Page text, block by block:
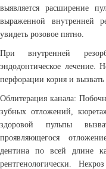
выявляется расширение
выраженной внутренней
увидеть розовое пятно.
При внутренней
эндодонтическое лечение.
перфорации корня и
Облитерация канала:
зубных отложений,
здоровой пульпы
проявляющегося
дентина по всей длине
рентгенологически.